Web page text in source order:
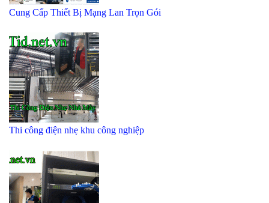
Cung Cấp Thiết Bị Mạng Lan Trọn Gói
Thi công điện nhẹ khu công nghiệp